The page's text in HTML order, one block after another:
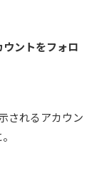
ントをフォロ
されるアカウン